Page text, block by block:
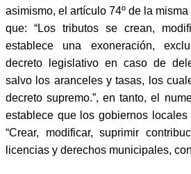
asimismo, el artículo 74º de la
que: “Los tributos se crean,
establece una exoneración,
decreto legislativo en caso de
salvo los aranceles y tasas, los
decreto supremo.”, en tanto, el
establece que los gobiernos locales
“Crear, modificar, suprimir
licencias y derechos municipales,